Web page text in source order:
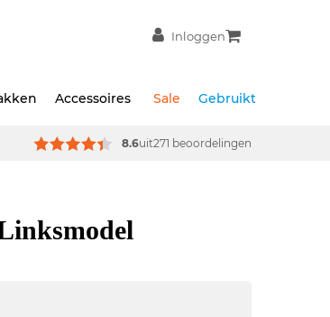
Inloggen
Accessoires Sale Gebruikt
8.6uit271 beoordelingen